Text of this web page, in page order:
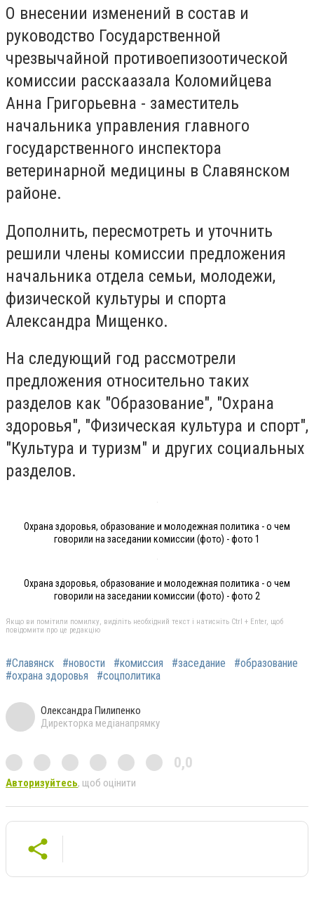
О внесении изменений в состав и
руководство Государственной
чрезвычайной противоепизоотической
комиссии расскаазала Коломийцева
Анна Григорьевна - заместитель
начальника управления главного
государственного инспектора
ветеринарной медицины в Славянском
районе.
Дополнить, пересмотреть и уточнить
решили члены комиссии предложения
начальника отдела семьи, молодежи,
физической культуры и спорта
Александра Мищенко.
На следующий год рассмотрели
предложения относительно таких
разделов как "Образование", "Охрана
здоровья", "Физическая культура и спорт",
"Культура и туризм" и других социальных
разделов.
Охрана здоровья, образование и молодежная политика - о чем
говорили на заседании комиссии (фото) - фото 1
Охрана здоровья, образование и молодежная политика - о чем
говорили на заседании комиссии (фото) - фото 2
Якщо ви помітили помилку, виділіть необхідний текст і натисніть Ctrl + Enter, щоб
повідомити про це редакцію
#Славянск #новости #комиссия #заседание
#образование
#охрана здоровья
#соцполитика
Олександра Пилипенко
Директорка медіанапрямку
0,0
Авторизуйтесь, щоб оцінити